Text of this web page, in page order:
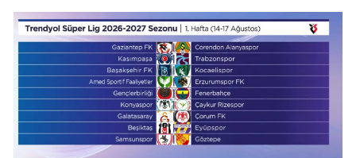
Isparta
Mersin
İstanbul
İzmir